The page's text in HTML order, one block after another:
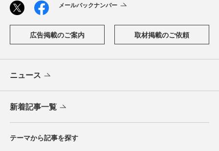
メールバックナンバー
広告掲載のご案内 取材掲載のご依頼
ニュース
新着記事一覧
テーマから記事を探す